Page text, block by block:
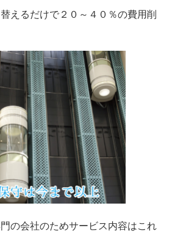
えるだけで２０～４０％の費用削
の会社のためサービス内容はこれ